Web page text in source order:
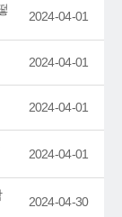
2024-04-01
2024-04-01
2024-04-01
2024-04-01
2024-04-30